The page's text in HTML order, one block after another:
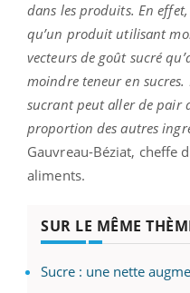
dans les produits. En
qu’un produit utilisant
vecteurs de goût sucré
moindre teneur en
sucrant peut aller de pair
proportion des autres
Gauvreau-Béziat, cheffe
aliments.
SUR LE MÊME
Sucre : une nette